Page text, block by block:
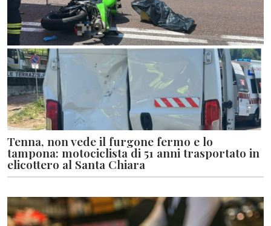
Tenna, non vede il furgone fermo e lo
tampona: motociclista di 51 anni trasportato in
elicottero al Santa Chiara